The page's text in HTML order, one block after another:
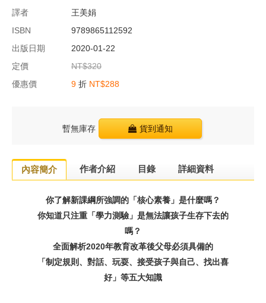
譯者
王美娟
ISBN
9789865112592
出版日期
2020-01-22
定價
NT$320
優惠價
9 折 NT$288
暫無庫存 貨到通知
內容簡介 作者介紹 目錄 詳細資料
你了解新課綱所強調的「核心素養」是什麼嗎？
你知道只注重「學力測驗」是無法讓孩子生存下去的
嗎？
全面解析2020年教育改革後父母必須具備的
「制定規則、對話、玩耍、接受孩子與自己、找出喜
好」等五大知識